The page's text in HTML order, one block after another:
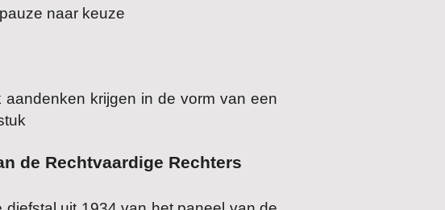
naar keuze
krijgen in de vorm van een
de Rechtvaardige Rechters